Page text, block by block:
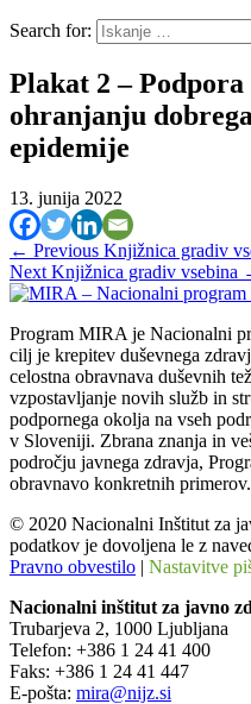
Search for:
Plakat 2 –
ohranjanju
epidemije
13. junija 2022
← Previous Knjižnica gradiv
Next Knjižnica gradiv vsebina
Program MIRA je Nacionalni
cilj je krepitev duševnega
celostna obravnava duševnih
vzpostavljanje novih služb in
podpornega okolja na vseh
v Sloveniji. Zbrana znanja in
področju javnega zdravja,
obravnavo konkretnih primerov.
© 2020 Nacionalni Inštitut za
podatkov je dovoljena le z
Pravno obvestilo | Nastavitve
Nacionalni inštitut za javno
Trubarjeva 2, 1000 Ljubljana
Telefon: +386 1 24 41 400
Faks: +386 1 24 41 447
E-pošta: mira@nijz.si